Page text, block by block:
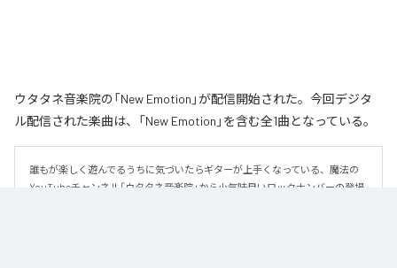
ウタタネ音楽院の「New Emotion」が配信開始された。今回デジタ
ル配信された楽曲は、「New Emotion」を含む全1曲となっている。
誰もが楽しく遊んでるうちに気づいたらギターが上手くなっている、魔法の
YouTubeチャンネル「ウタタネ音楽院」から小気味良いロックナンバーの登場